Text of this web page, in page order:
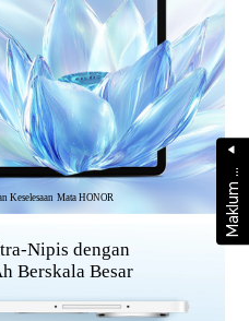
M
a
k
l
u
m
b
a
l
a
s
Keselesaan Mata HONOR
Nipis dengan
Berskala Besar